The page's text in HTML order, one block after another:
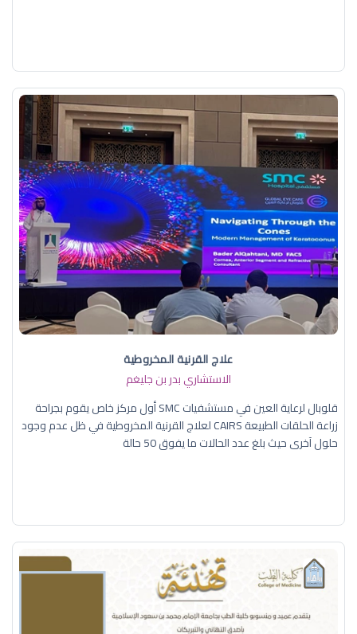
علاج القرنية المخروطية
الاستشاري بدر بن جليغم
قلوبال لرعاية العين في مستشفيات SMC أول مركز خاص يقوم بجراحة
زراعة الحلقات الطبيعة CAIRS لعلاج القرنية المخروطية في ظل عدم وجود
حلول آخرى حيث بلغ عدد الحالات ما يفوق 50 حالة